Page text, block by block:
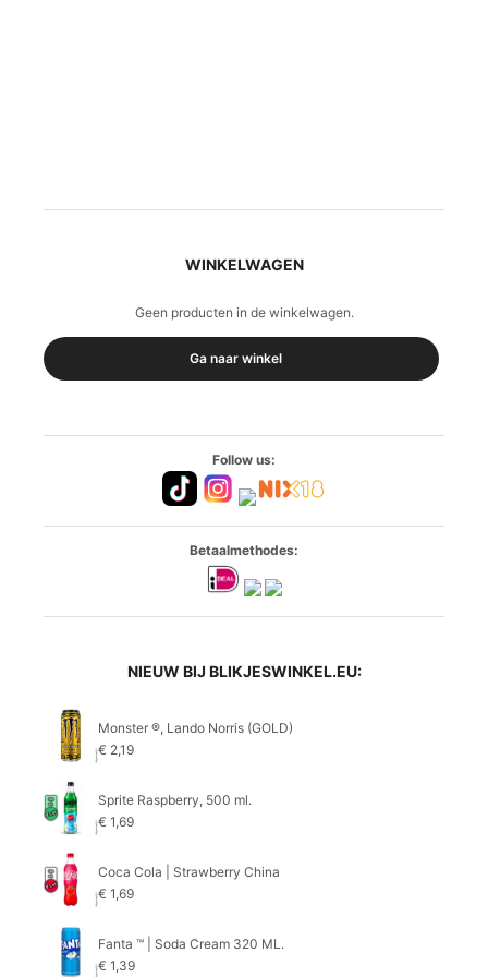
WINKELWAGEN
Geen producten in de winkelwagen.
Ga naar winkel
Follow us:
Betaalmethodes:
NIEUW BIJ BLIKJESWINKEL.EU:
Monster ®, Lando Norris (GOLD)
€ 2,19
Sprite Raspberry, 500 ml.
€ 1,69
Coca Cola | Strawberry China
€ 1,69
Fanta ™ | Soda Cream 320 ML.
€ 1,39